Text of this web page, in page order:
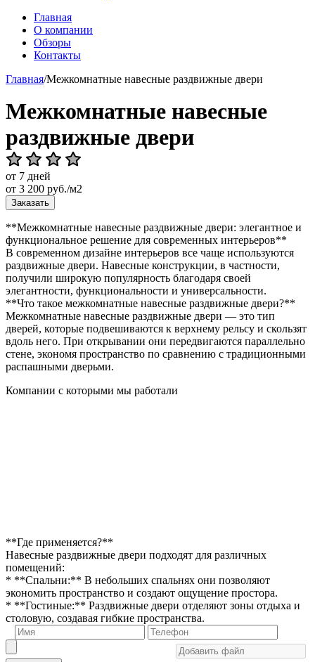
Главная
О компании
Обзоры
Контакты
Главная/Межкомнатные навесные раздвижные двери
Межкомнатные навесные
раздвижные двери
от 7 дней
от 3 200 руб./м2
Заказать
**Межкомнатные навесные раздвижные двери: элегантное и
функциональное решение для современных интерьеров**
В современном дизайне интерьеров все чаще используются
раздвижные двери. Навесные конструкции, в частности,
получили широкую популярность благодаря своей
элегантности, функциональности и универсальности.
**Что такое межкомнатные навесные раздвижные двери?**
Межкомнатные навесные раздвижные двери — это тип
дверей, которые подвешиваются к верхнему рельсу и скользят
вдоль него. При открывании они передвигаются параллельно
стене, экономя пространство по сравнению с традиционными
распашными дверьми.
Компании с которыми мы работали
**Где применяется?**
Навесные раздвижные двери подходят для различных
помещений:
* **Спальни:** В небольших спальнях они позволяют
экономить пространство и создают ощущение простора.
* **Гостиные:** Раздвижные двери отделяют зоны отдыха и
столовую, создавая гибкие пространства.